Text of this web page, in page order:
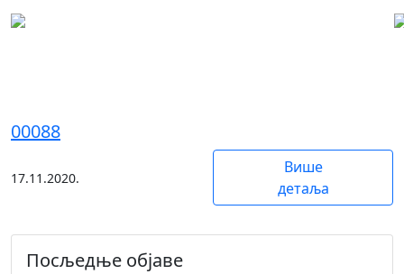
00088
17.11.2020.
Више
детаља
Посљедње објаве